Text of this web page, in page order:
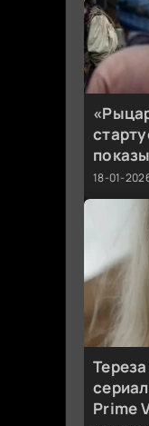
18-01-
Prime